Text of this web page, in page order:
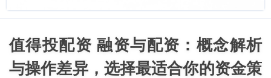
值得投配资 融资与配资：概念解析
与操作差异，选择最适合你的资金策